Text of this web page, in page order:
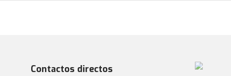
Contactos directos